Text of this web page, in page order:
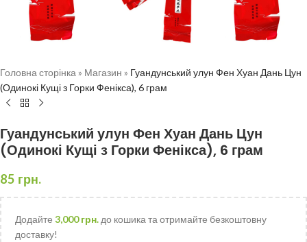
Головна сторінка » Магазин » Гуандунський улун Фен Хуан Дань Цун
(Одинокі Кущі з Горки Фенікса), 6 грам
Гуандунський улун Фен Хуан Дань Цун
(Одинокі Кущі з Горки Фенікса), 6 грам
85 грн.
Додайте 3,000грн. до кошика та отримайте безкоштовну
доставку!